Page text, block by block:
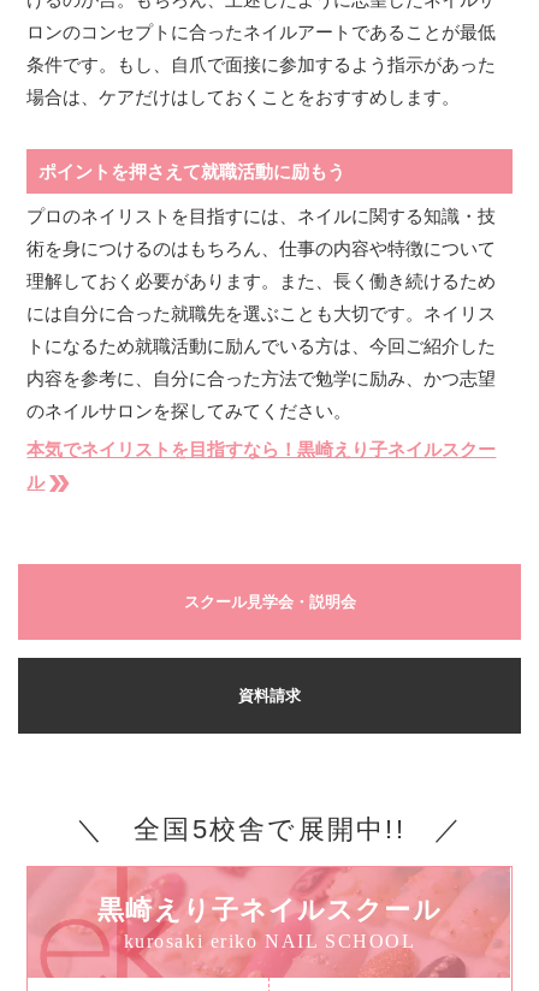
ロンのコンセプトに合ったネイルアートであることが最低
条件です。もし、自爪で面接に参加するよう指示があった
場合は、ケアだけはしておくことをおすすめします。
ポイントを押さえて就職活動に励もう
プロのネイリストを目指すには、ネイルに関する知識・技
術を身につけるのはもちろん、仕事の内容や特徴について
理解しておく必要があります。また、長く働き続けるため
には自分に合った就職先を選ぶことも大切です。ネイリス
トになるため就職活動に励んでいる方は、今回ご紹介した
内容を参考に、自分に合った方法で勉学に励み、かつ志望
のネイルサロンを探してみてください。
本気でネイリストを目指すなら！黒崎えり子ネイルスクー
ルdouble_arrow
スクール見学会・説明会
資料請求
＼ 全国5校舎で展開中!! ／
黒崎えり子ネイルスクール
kurosaki eriko NAIL SCHOOL